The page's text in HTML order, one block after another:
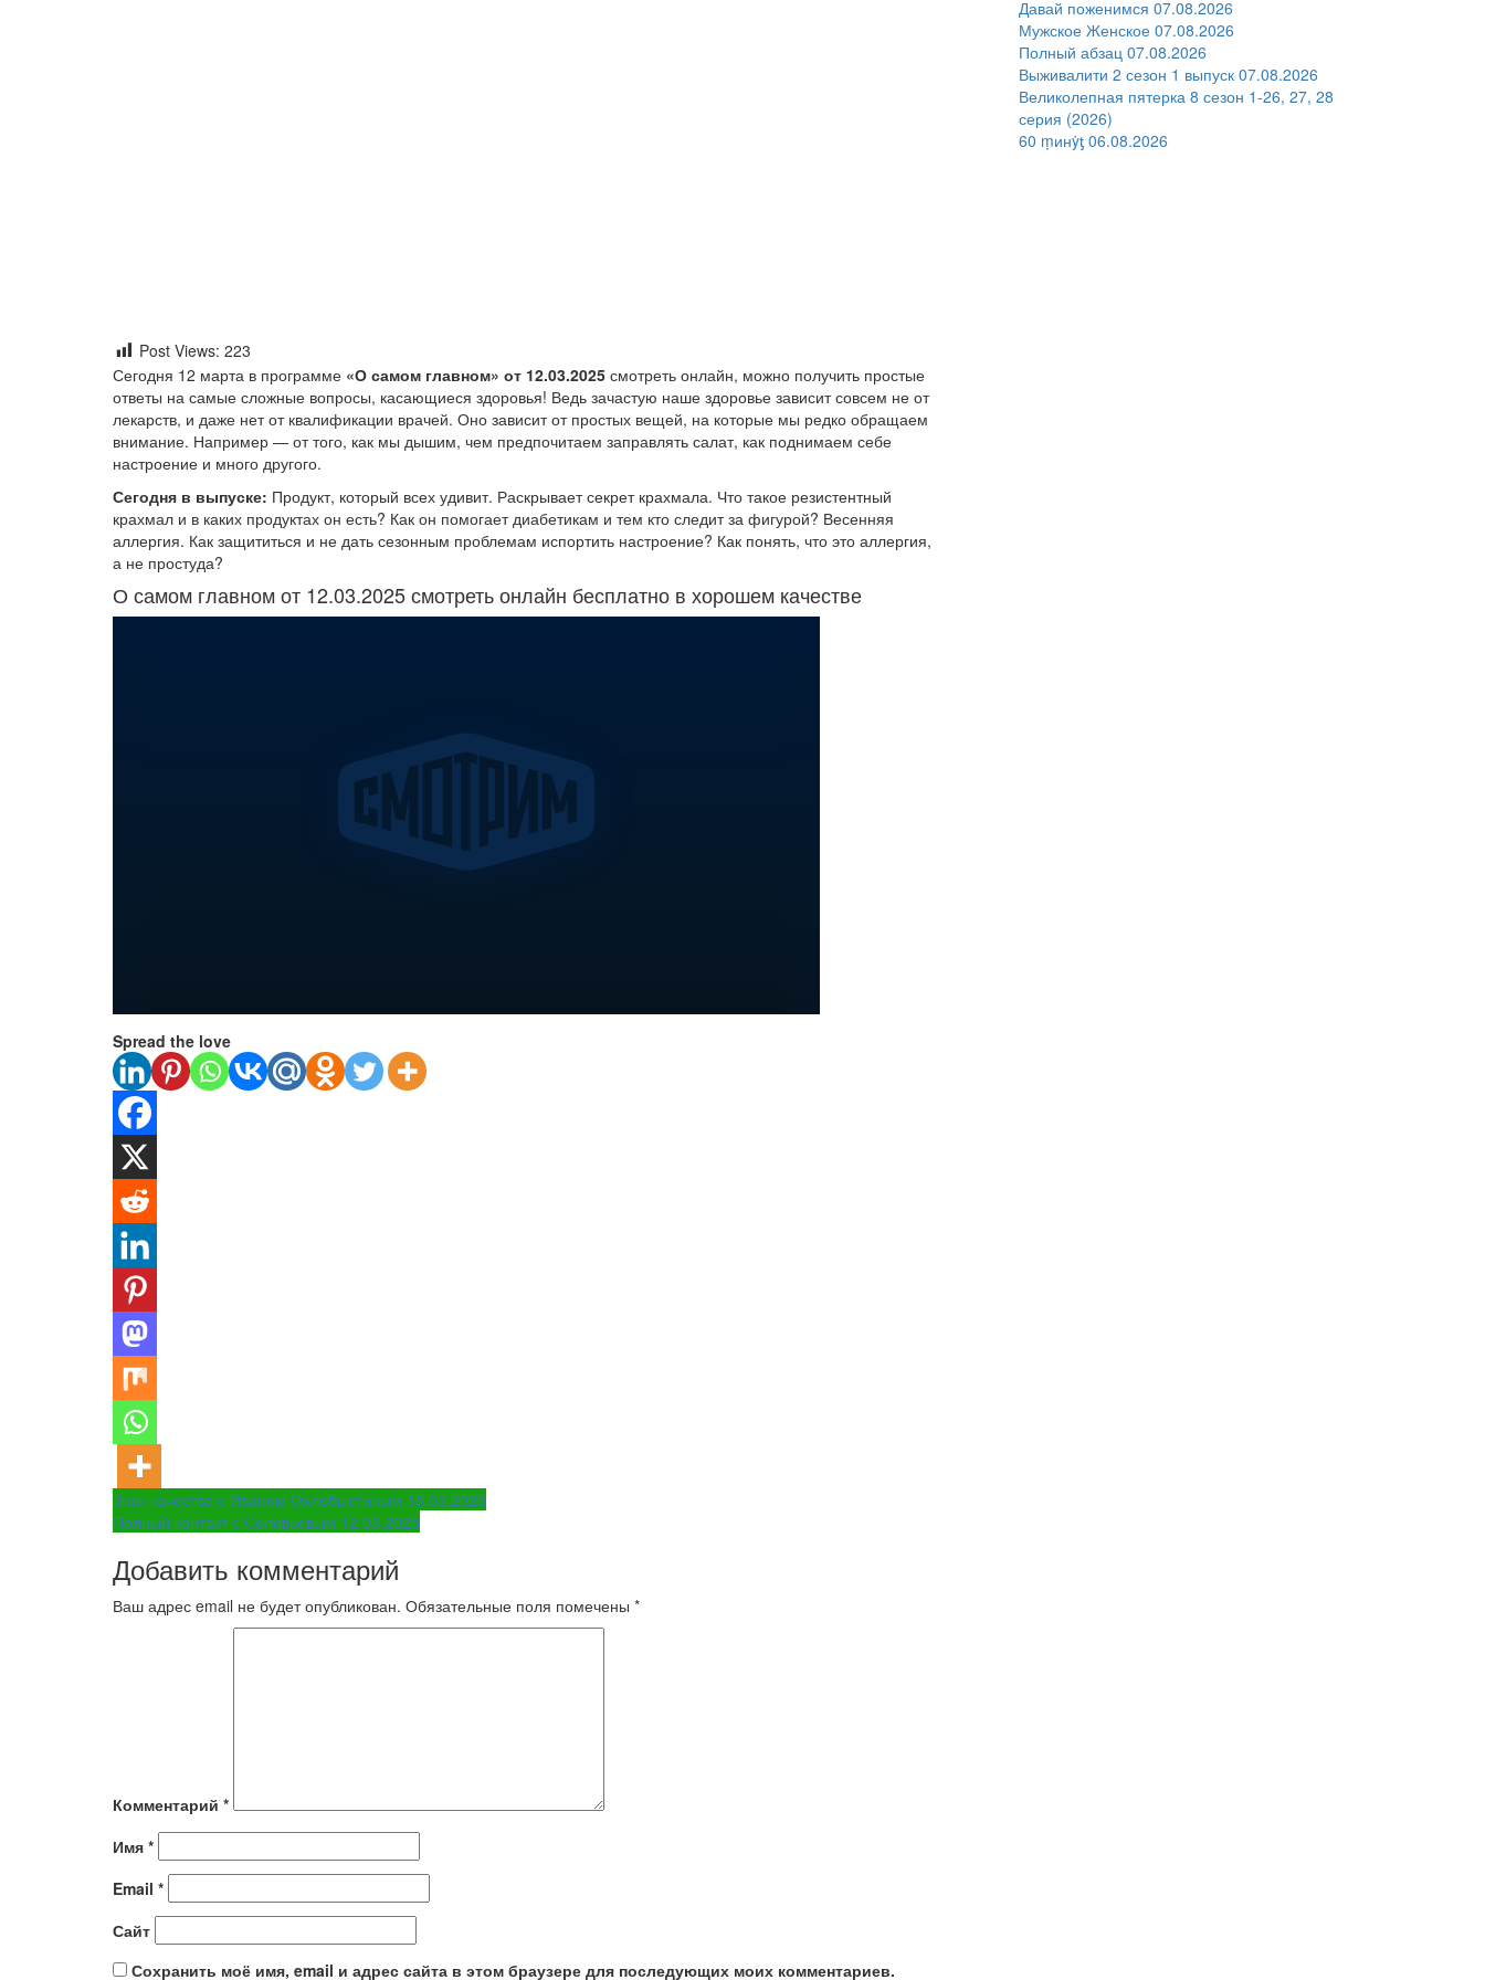
Post Views: 223
Сегодня 12 марта в программе «О самом главном» от 12.03.2025 смотреть онлайн, можно получить простые
ответы на самые сложные вопросы, касающиеся здоровья! Ведь зачастую наше здоровье зависит совсем не от
лекарств, и даже нет от квалификации врачей. Оно зависит от простых вещей, на которые мы редко обращаем
внимание. Например — от того, как мы дышим, чем предпочитаем заправлять салат, как поднимаем себе
настроение и много другого.
Сегодня в выпуске: Продукт, который всех удивит. Раскрывает секрет крахмала. Что такое резистентный
крахмал и в каких продуктах он есть? Как он помогает диабетикам и тем кто следит за фигурой? Весенняя
аллергия. Как защититься и не дать сезонным проблемам испортить настроение? Как понять, что это аллергия,
а не простуда?
О самом главном от 12.03.2025 смотреть онлайн бесплатно в хорошем качестве
Spread the love
Навигация
по
записям
Знак качества с Иваном Охлобыстиным 15.03.2025
Полный контакт с Соловьевым 12.03.2025
Добавить комментарий
Ваш адрес email не будет опубликован. Обязательные поля помечены *
Комментарий *
Имя *
Email *
Сайт
Сохранить моё имя, email и адрес сайта в этом браузере для последующих моих комментариев.
Давай поженимся 07.08.2026
Мужское Женское 07.08.2026
Полный абзац 07.08.2026
Выживалити 2 сезон 1 выпуск 07.08.2026
Великолепная пятерка 8 сезон 1-26, 27, 28
серия (2026)
60 ṃинẏƫ 06.08.2026